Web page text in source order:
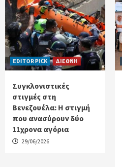
EDITOR PICK ΔΙΕΘΝΗ
Συγκλονιστικές
στιγμές στη
Βενεζουέλα: Η στιγμή
που ανασύρουν δύο
11χρονα αγόρια
29/06/2026